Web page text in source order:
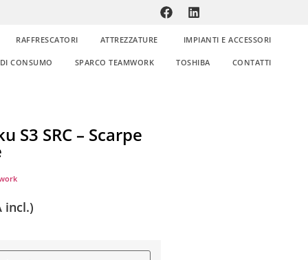
RAFFRESCATORI ATTREZZATURE IMPIANTI E ACCESSORI
CONSUMO SPARCO TEAMWORK TOSHIBA CONTATTI
S3 SRC – Scarpe
incl.)